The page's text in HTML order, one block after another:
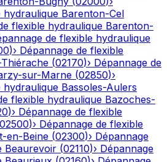
hydraulique Barenton-Cel
flexible hydraulique Barenton-
de flexible hydraulique
)› Dépannage de flexible
(02170)› Dépannage de
sur-Marne (02850)›
hydraulique Bassoles-Aulers
flexible hydraulique Bazoches-
)› Dépannage de flexible
02500)› Dépannage de flexible
en-Beine (02300)› Dépannage
Beaurevoir (02110)› Dépannage